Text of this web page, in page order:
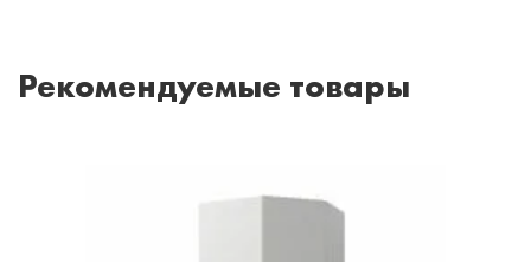
Рекомендуемые товары